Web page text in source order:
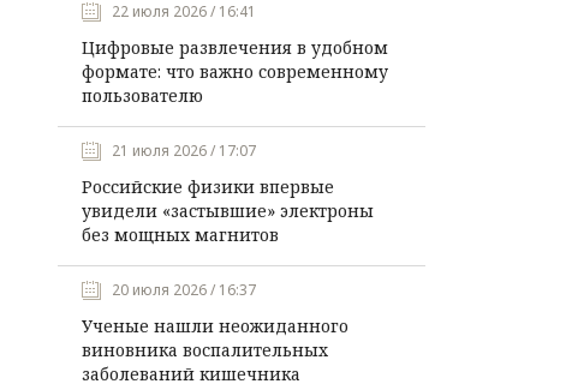
22 июля 2026 / 16:41
Цифровые развлечения в удобном
формате: что важно современному
пользователю
21 июля 2026 / 17:07
Российские физики впервые
увидели «застывшие» электроны
без мощных магнитов
20 июля 2026 / 16:37
Ученые нашли неожиданного
виновника воспалительных
заболеваний кишечника